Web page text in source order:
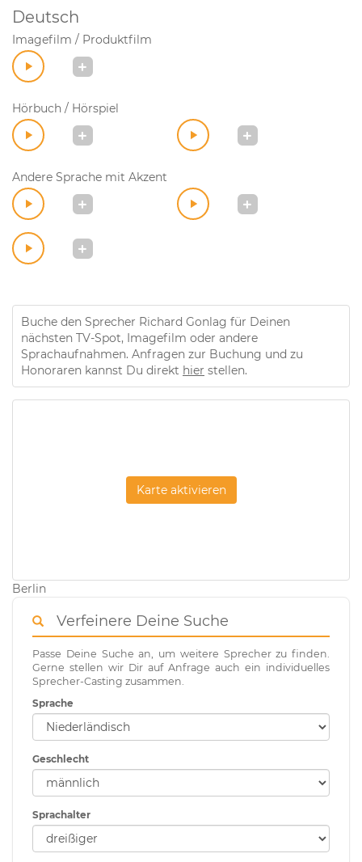
Deutsch
Imagefilm / Produktfilm
Hörbuch / Hörspiel
Andere Sprache mit Akzent
Buche den Sprecher Richard Gonlag für Deinen
nächsten TV-Spot, Imagefilm oder andere
Sprachaufnahmen. Anfragen zur Buchung und zu
Honoraren kannst Du direkt hier stellen.
Karte aktivieren
Berlin
Verfeinere Deine Suche
Passe Deine Suche an, um weitere Sprecher zu finden.
Gerne stellen wir Dir auf Anfrage auch ein individuelles
Sprecher-Casting zusammen.
Sprache
Geschlecht
Sprachalter